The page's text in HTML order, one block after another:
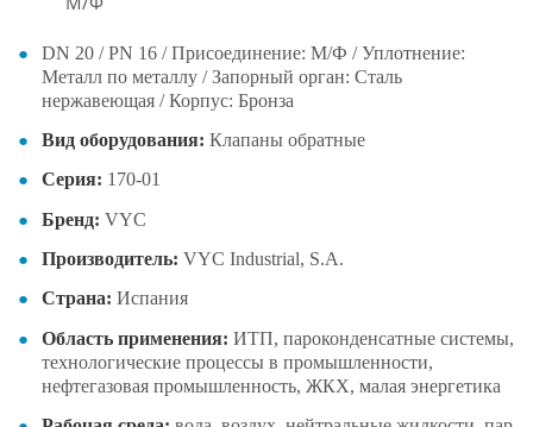
DN 20 / PN 16 / Присоединение: М/Ф / Уплотнение:
Металл по металлу / Запорный орган: Сталь
нержавеющая / Корпус: Бронза
Вид оборудования: Клапаны обратные
Серия: 170-01
Бренд: VYC
Производитель: VYC Industrial, S.A.
Страна: Испания
Область применения: ИТП, пароконденсатные системы,
технологические процессы в промышленности,
нефтегазовая промышленность, ЖКХ, малая энергетика